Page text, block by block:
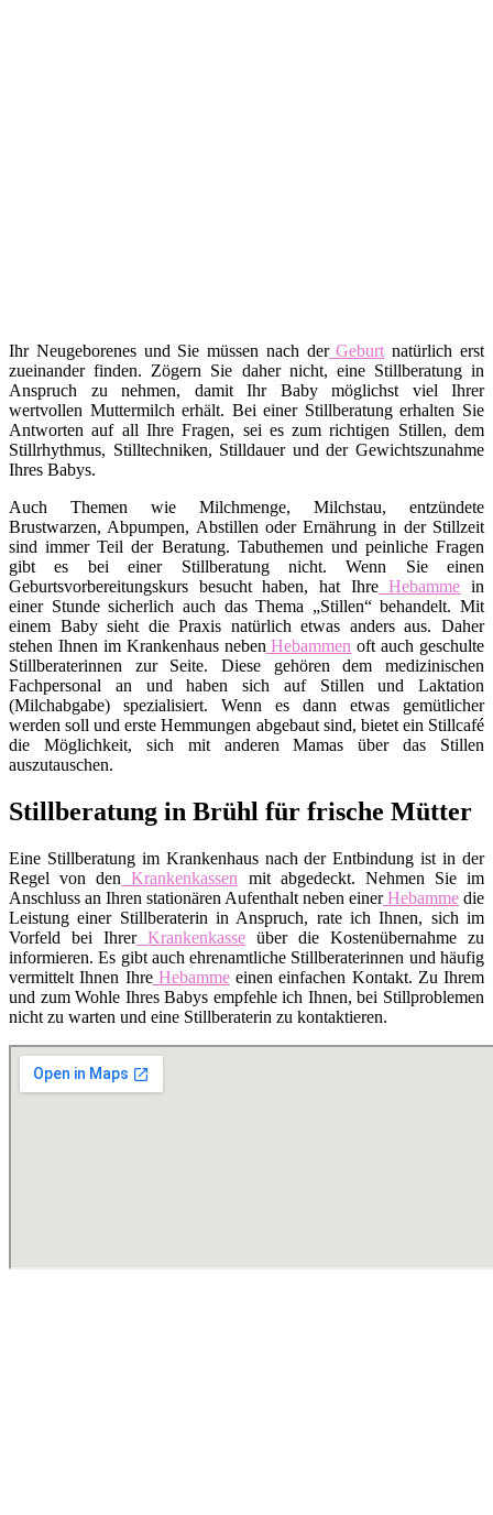
Ihr Neugeborenes und Sie müssen nach derGeburt natürlich erst
zueinander finden. Zögern Sie daher nicht, eine Stillberatung in
Anspruch zu nehmen, damit Ihr Baby möglichst viel Ihrer
wertvollen Muttermilch erhält. Bei einer Stillberatung erhalten Sie
Antworten auf all Ihre Fragen, sei es zum richtigen Stillen, dem
Stillrhythmus, Stilltechniken, Stilldauer und der Gewichtszunahme
Ihres Babys.
Auch Themen wie Milchmenge, Milchstau, entzündete
Brustwarzen, Abpumpen, Abstillen oder Ernährung in der Stillzeit
sind immer Teil der Beratung. Tabuthemen und peinliche Fragen
gibt es bei einer Stillberatung nicht. Wenn Sie einen
Geburtsvorbereitungskurs besucht haben, hat IhreHebamme in
einer Stunde sicherlich auch das Thema „Stillen“ behandelt. Mit
einem Baby sieht die Praxis natürlich etwas anders aus. Daher
stehen Ihnen im Krankenhaus neben Hebammen oft auch geschulte
Stillberaterinnen zur Seite. Diese gehören dem medizinischen
Fachpersonal an und haben sich auf Stillen und Laktation
(Milchabgabe) spezialisiert. Wenn es dann etwas gemütlicher
werden soll und erste Hemmungen abgebaut sind, bietet ein Stillcafé
die Möglichkeit, sich mit anderen Mamas über das Stillen
auszutauschen.
Stillberatung in Brühl für frische Mütter
Eine Stillberatung im Krankenhaus nach der Entbindung ist in der
Regel von den Krankenkassen mit abgedeckt. Nehmen Sie im
Anschluss an Ihren stationären Aufenthalt neben einerHebamme die
Leistung einer Stillberaterin in Anspruch, rate ich Ihnen, sich im
Vorfeld bei IhrerKrankenkasse über die Kostenübernahme zu
informieren. Es gibt auch ehrenamtliche Stillberaterinnen und häufig
vermittelt Ihnen IhreHebammeeinen einfachen Kontakt. Zu Ihrem
und zum Wohle Ihres Babys empfehle ich Ihnen, bei Stillproblemen
nicht zu warten und eine Stillberaterin zu kontaktieren.